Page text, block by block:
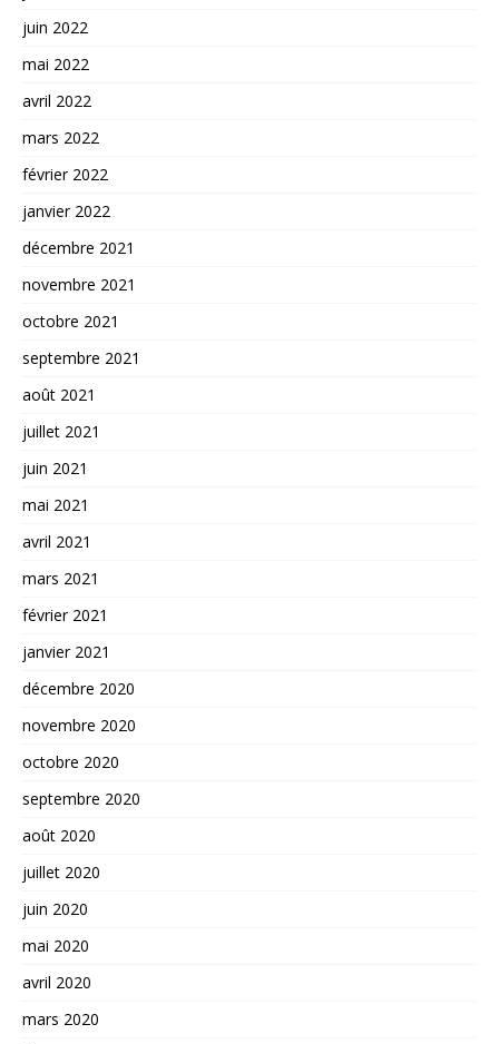
juin 2022
mai 2022
avril 2022
mars 2022
février 2022
janvier 2022
décembre 2021
novembre 2021
octobre 2021
septembre 2021
août 2021
juillet 2021
juin 2021
mai 2021
avril 2021
mars 2021
février 2021
janvier 2021
décembre 2020
novembre 2020
octobre 2020
septembre 2020
août 2020
juillet 2020
juin 2020
mai 2020
avril 2020
mars 2020